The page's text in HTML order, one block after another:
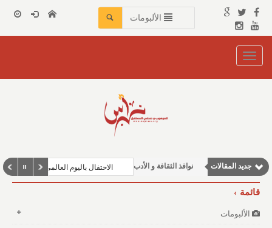
الألبومات
Toggle
navigation
جديد المقالات نوافذ الثقافة و الأدب
مقالات اجتماعية
الاحتفال باليوم العالمي للغة العربية
قائمة
الألبومات